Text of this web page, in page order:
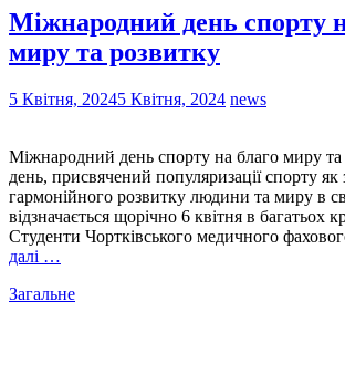
Міжнародний день спорту
миру та розвитку
5 Квітня, 20245 Квітня, 2024 news
Міжнародний день спорту на благо миру та
день, присвячений популяризації спорту як
гармонійного розвитку людини та миру в
відзначається щорічно 6 квітня в багатьох
Студенти Чортківського медичного
далі …
Загальне